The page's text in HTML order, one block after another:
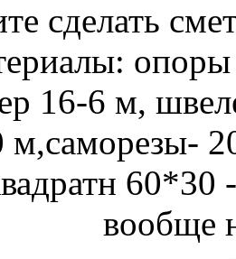
сделать
16-6 м,
вообще